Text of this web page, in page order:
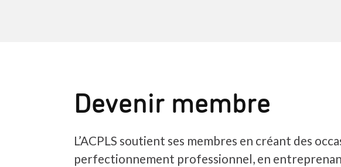
Devenir membre
L’ACPLS soutient ses membres en créant des
perfectionnement professionnel, en